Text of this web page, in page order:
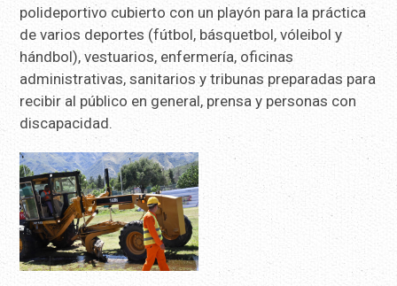
polideportivo cubierto con un playón para la práctica
de varios deportes (fútbol, básquetbol, vóleibol y
hándbol), vestuarios, enfermería, oficinas
administrativas, sanitarios y tribunas preparadas para
recibir al público en general, prensa y personas con
discapacidad.